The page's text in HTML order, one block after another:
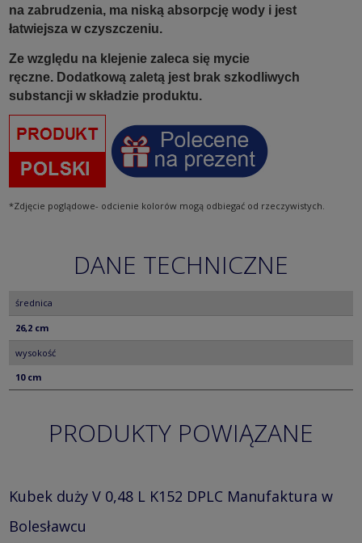
na zabrudzenia, ma niską absorpcję wody i jest
łatwiejsza w czyszczeniu.
Ze względu na klejenie zaleca się mycie
ręczne. Dodatkową zaletą jest brak szkodliwych
substancji w składzie produktu.
*Zdjęcie poglądowe- odcienie kolorów mogą odbiegać od rzeczywistych.
DANE TECHNICZNE
średnica
26,2 cm
wysokość
10 cm
PRODUKTY POWIĄZANE
Kubek duży V 0,48 L K152 DPLC Manufaktura w
Bolesławcu